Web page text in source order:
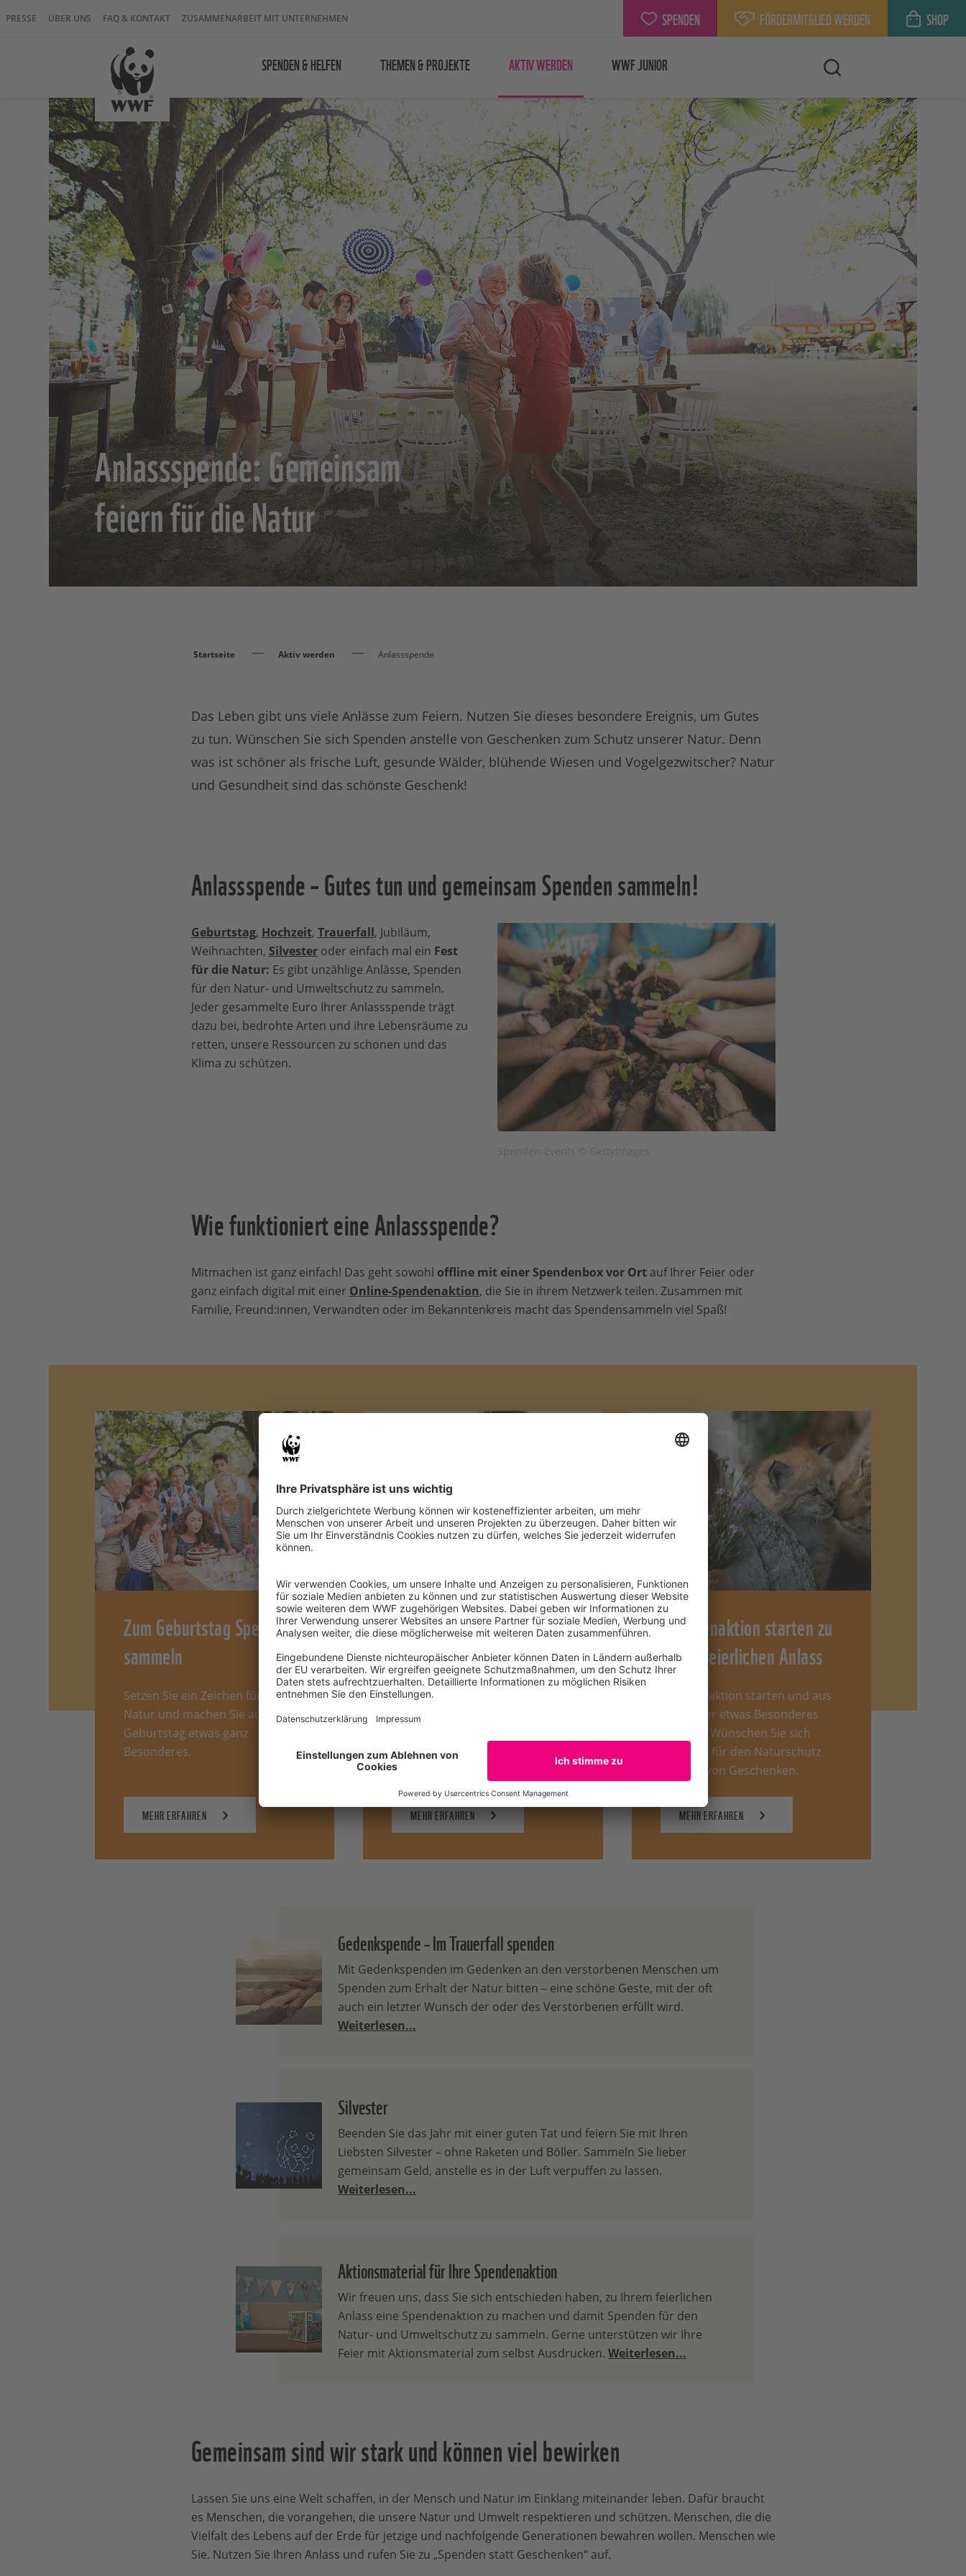
PRESSE ÜBER UNS FAQ & KONTAKT ZUSAMMENARBEIT MIT UNTERNEHMEN SPENDEN FÖRDERMITGLIED WERDEN SHOP
SPENDEN & HELFEN THEMEN & PROJEKTE AKTIV WERDEN WWF JUNIOR
Anlassspende: Gemeinsam
feiern für die Natur
Startseite Aktiv werden Anlassspende
Das Leben gibt uns viele Anlässe zum Feiern. Nutzen Sie dieses besondere Ereignis, um Gutes
zu tun. Wünschen Sie sich Spenden anstelle von Geschenken zum Schutz unserer Natur. Denn
was ist schöner als frische Luft, gesunde Wälder, blühende Wiesen und Vogelgezwitscher? Natur
und Gesundheit sind das schönste Geschenk!
Anlassspende – Gutes tun und gemeinsam Spenden sammeln!
Geburtstag, Hochzeit, Trauerfall, Jubiläum,
Weihnachten, Silvesteroder einfach mal ein Fest
für die Natur: Es gibt unzählige Anlässe, Spenden
für den Natur- und Umweltschutz zu sammeln.
Jeder gesammelte Euro Ihrer Anlassspende trägt
dazu bei, bedrohte Arten und ihre Lebensräume zu
retten, unsere Ressourcen zu schonen und das
Klima zu schützen.
Wie funktioniert eine Anlassspende?
Mitmachen ist ganz einfach! Das geht sowohl offline mit einer Spendenbox vor Ortauf Ihrer Feier oder
ganz einfach digital mit einer Online-Spendenaktion, die Sie in ihrem Netzwerk teilen. Zusammen mit
Familie, Freund:innen, Verwandten oder im Bekanntenkreis macht das Spendensammeln viel Spaß!
Zum Geburtstag Spenden
sammeln
Setzen Sie ein Zeichen für die
Natur und machen Sie aus Ihrem
Geburtstag etwas ganz
Besonderes.
MEHR ERFAHREN
Nachhaltige Geschenke zur
Hochzeit
Sie wünschen sich von Ihren
Gästen ein nachhaltiges und
Dann wünschen Sie sich Spenden
zum Schutz unserer Natur.
MEHR ERFAHREN
Spendenaktion starten zu
Ihrem feierlichen Anlass
Spendenaktion starten und aus
Ihrer Feier etwas Besonderes
machen. Wünschen Sie sich
Spenden für den Naturschutz
anstelle von Geschenken.
MEHR ERFAHREN
Gedenkspende – Im Trauerfall spenden
Mit Gedenkspenden im Gedenken an den verstorbenen Menschen um
Spenden zum Erhalt der Natur bitten – eine schöne Geste, mit der oft
auch ein letzter Wunsch der oder des Verstorbenen erfüllt wird.
Weiterlesen...
Silvester
Beenden Sie das Jahr mit einer guten Tat und feiern Sie mit Ihren
Liebsten Silvester – ohne Raketen und Böller. Sammeln Sie lieber
gemeinsam Geld, anstelle es in der Luft verpuffen zu lassen.
Weiterlesen...
Aktionsmaterial für Ihre Spendenaktion
Wir freuen uns, dass Sie sich entschieden haben, zu Ihrem feierlichen
Anlass eine Spendenaktion zu machen und damit Spenden für den
Natur- und Umweltschutz zu sammeln. Gerne unterstützen wir Ihre
Feier mit Aktionsmaterial zum selbst Ausdrucken. Weiterlesen...
Gemeinsam sind wir stark und können viel bewirken
Lassen Sie uns eine Welt schaffen, in der Mensch und Natur im Einklang miteinander leben. Dafür braucht
es Menschen, die vorangehen, die unsere Natur und Umwelt respektieren und schützen. Menschen, die die
Vielfalt des Lebens auf der Erde für jetzige und nachfolgende Generationen bewahren wollen. Menschen wie
Sie. Nutzen Sie Ihren Anlass und rufen Sie zu „Spenden statt Geschenken“ auf.